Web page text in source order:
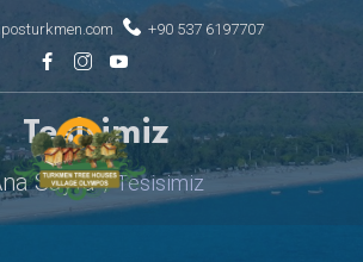
+90 537 6197707
Tesisimiz
Sayfa Tesisimiz